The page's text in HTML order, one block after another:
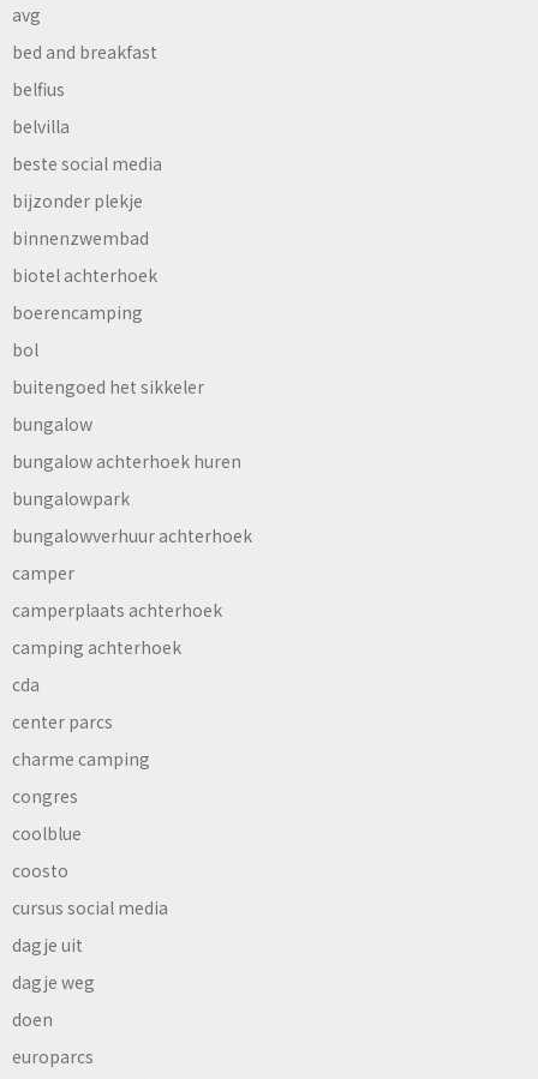
avg
bed and breakfast
belfius
belvilla
beste social media
bijzonder plekje
binnenzwembad
biotel achterhoek
boerencamping
bol
buitengoed het sikkeler
bungalow
bungalow achterhoek huren
bungalowpark
bungalowverhuur achterhoek
camper
camperplaats achterhoek
camping achterhoek
cda
center parcs
charme camping
congres
coolblue
coosto
cursus social media
dagje uit
dagje weg
doen
europarcs